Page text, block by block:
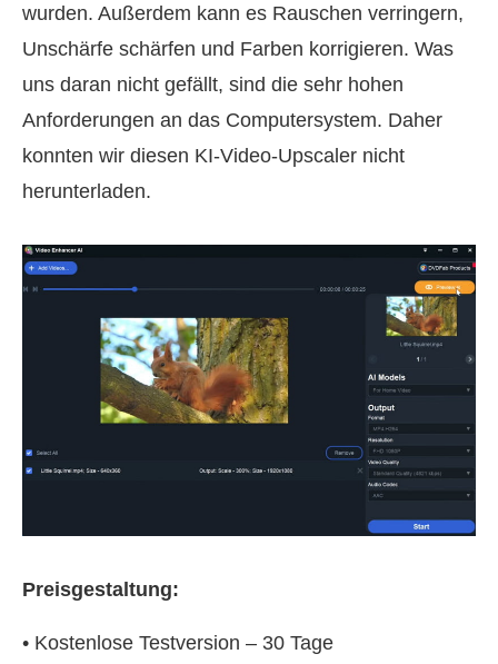
wurden. Außerdem kann es Rauschen verringern,
Unschärfe schärfen und Farben korrigieren. Was
uns daran nicht gefällt, sind die sehr hohen
Anforderungen an das Computersystem. Daher
konnten wir diesen KI-Video-Upscaler nicht
herunterladen.
Preisgestaltung:
• Kostenlose Testversion – 30 Tage